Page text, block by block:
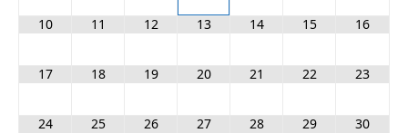
10 11 12 13 14 15 16
17 18 19 20 21 22 23
24 25 26 27 28 29 30